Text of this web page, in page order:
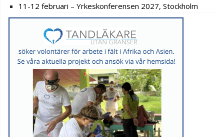
11-12 februari – Yrkeskonferensen 2027, Stockholm